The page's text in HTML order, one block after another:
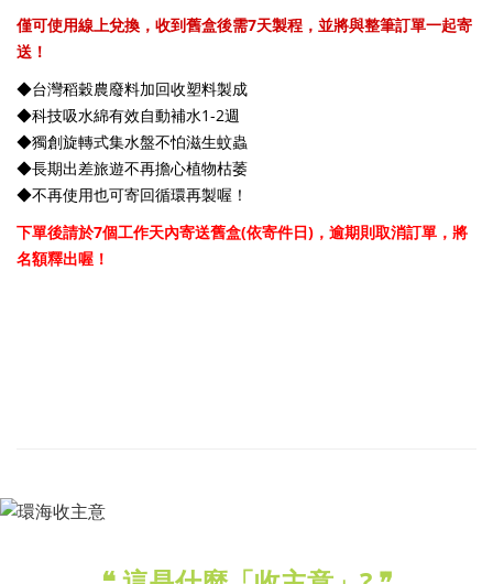
僅可使用線上兌換， 收到舊盒後需7天製程，並將與整筆訂單一起寄
送！
◆台灣稻穀農廢料加回收塑料製成
◆科技吸水綿有效自動補水1-2週
◆獨創旋轉式集水盤不怕滋生蚊蟲
◆長期出差旅遊不再擔心植物枯萎
◆不再使用也可寄回循環再製喔！
下單後請於7個工作天內寄送舊盒(依寄件日)，逾期則取消訂單，將
名額釋出喔！